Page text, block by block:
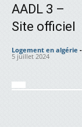
AADL 3 –
Site officiel
Logement en algérie -
5 juillet 2024